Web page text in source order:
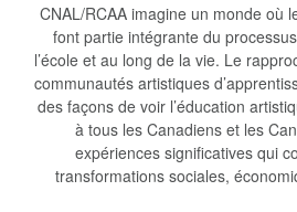
CNAL/RCAA imagine un monde où
font partie intégrante du
l’école et au long de la vie. Le
communautés artistiques
des façons de voir l’éducation
à tous les Canadiens et les
expériences significatives qui
transformations sociales,